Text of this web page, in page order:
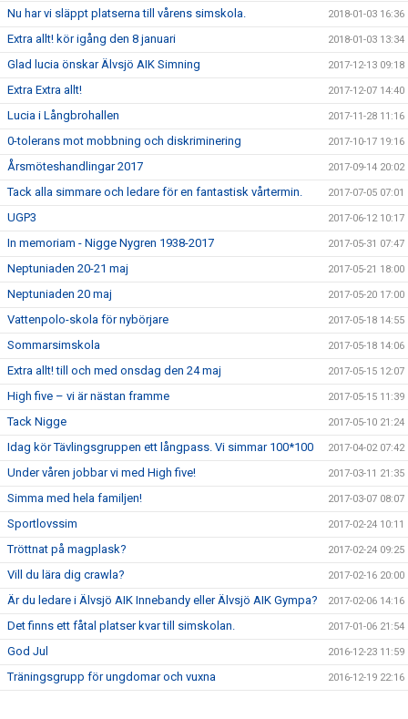
Nu har vi släppt platserna till vårens simskola. 2018-01-03 16:36
Extra allt! kör igång den 8 januari 2018-01-03 13:34
Glad lucia önskar Älvsjö AIK Simning 2017-12-13 09:18
Extra Extra allt! 2017-12-07 14:40
Lucia i Långbrohallen 2017-11-28 11:16
0-tolerans mot mobbning och diskriminering 2017-10-17 19:16
Årsmöteshandlingar 2017 2017-09-14 20:02
Tack alla simmare och ledare för en fantastisk vårtermin. 2017-07-05 07:01
UGP3 2017-06-12 10:17
In memoriam - Nigge Nygren 1938-2017 2017-05-31 07:47
Neptuniaden 20-21 maj 2017-05-21 18:00
Neptuniaden 20 maj 2017-05-20 17:00
Vattenpolo-skola för nybörjare 2017-05-18 14:55
Sommarsimskola 2017-05-18 14:06
Extra allt! till och med onsdag den 24 maj 2017-05-15 12:07
High five – vi är nästan framme 2017-05-15 11:39
Tack Nigge 2017-05-10 21:24
Idag kör Tävlingsgruppen ett långpass. Vi simmar 100*100 2017-04-02 07:42
Under våren jobbar vi med High five! 2017-03-11 21:35
Simma med hela familjen! 2017-03-07 08:07
Sportlovssim 2017-02-24 10:11
Tröttnat på magplask? 2017-02-24 09:25
Vill du lära dig crawla? 2017-02-16 20:00
Är du ledare i Älvsjö AIK Innebandy eller Älvsjö AIK Gympa? 2017-02-06 14:16
Det finns ett fåtal platser kvar till simskolan. 2017-01-06 21:54
God Jul 2016-12-23 11:59
Träningsgrupp för ungdomar och vuxna 2016-12-19 22:16